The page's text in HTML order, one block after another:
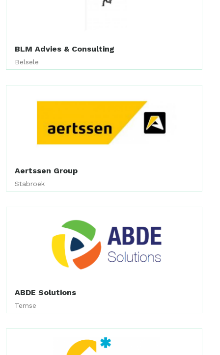
BLM Advies & Consulting
Belsele
Aertssen Group
Stabroek
ABDE Solutions
Temse